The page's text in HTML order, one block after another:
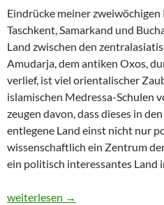
Eindrücke meiner zweiwöchigen
Taschkent, Samarkand und
Land zwischen den
Amudarja, dem antiken Oxos,
verlief, ist viel orientalischer
islamischen Medressa-Schulen
zeugen davon, dass dieses in
entlegene Land einst nicht nur
wissenschaftlich ein Zentrum
ein politisch interessantes Land
Usbekistan 2025: Unterwegs in
weiterlesen →